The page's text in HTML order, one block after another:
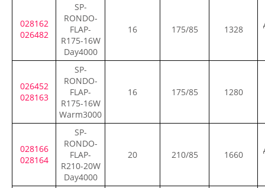
028162
026482
SP-
RONDO-
FLAP-
R175-16W
Day4000
16 175/85 1328
026452
028163
SP-
RONDO-
FLAP-
R175-16W
Warm3000
16 175/85 1280
028166
028164
SP-
RONDO-
FLAP-
R210-20W
Day4000
20 210/85 1660